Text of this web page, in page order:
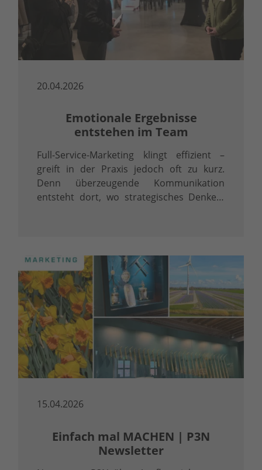
20.04.2026
Emotionale Ergebnisse
entstehen im Team
Full-Service-Marketing klingt effizient –
greift in der Praxis jedoch oft zu kurz.
Denn überzeugende Kommunikation
entsteht dort, wo strategisches Denken,
15.04.2026
Einfach mal MACHEN | P3N
Newsletter